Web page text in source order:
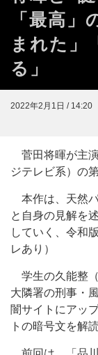
「最高
まれた」
る」
2022年2月1日 / 14:20
菅田将暉が主
ジテレビ系）の
本作は、天然
と自身の見解を
していく、令和
レあり）
学生の久能整（
大隣署の刑事・
闇サイトにアッ
トの暗号文を解